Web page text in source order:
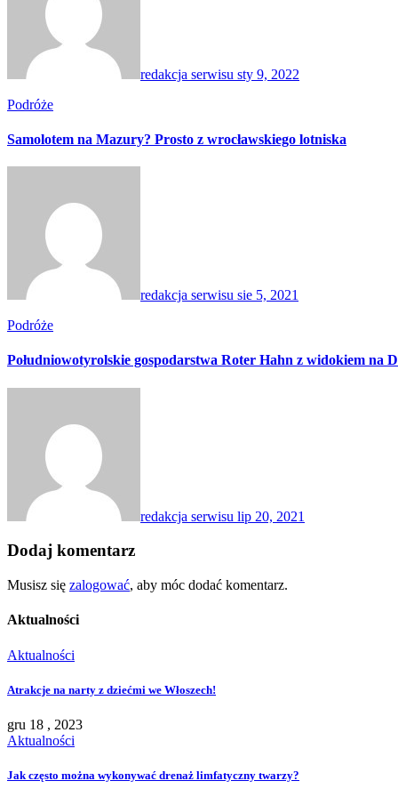
redakcja serwisu sty 9, 2022
Podróże
Samolotem na Mazury? Prosto z wrocławskiego lotniska
redakcja serwisu sie 5, 2021
Podróże
Południowotyrolskie gospodarstwa Roter Hahn z widokiem na
redakcja serwisu lip 20, 2021
Dodaj komentarz
Musisz się zalogować, aby móc dodać komentarz.
Aktualności
Aktualności
Atrakcje na narty z dziećmi we Włoszech!
gru 18 , 2023
Aktualności
Jak często można wykonywać drenaż limfatyczny twarzy?